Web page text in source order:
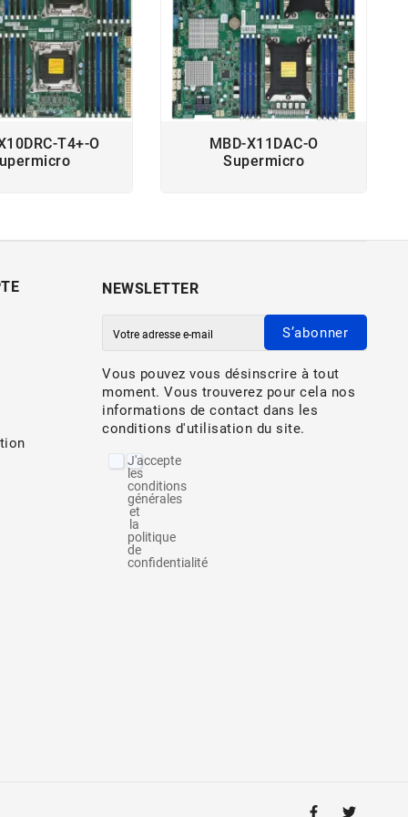
T4+-O
MBD-X11DAC-O
Supermicro
NEWSLETTER
S’abonner
Vous pouvez vous désinscrire à tout
moment. Vous trouverez pour cela nos
informations de contact dans les
conditions d'utilisation du site.
J'accepte
les
conditions
générales
et
la
politique
de
confidentialité